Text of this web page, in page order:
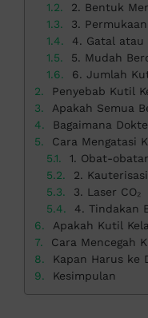
2. Bentuk
3.
4. Gatal atau
5. Mudah
6. Jumlah
Penyebab Kutil
Apakah Semua
Bagaimana
Cara Mengatasi
1. Obat-
2.
3. Laser CO₂
4. Tindakan
Apakah Kutil
Cara Mencegah
Kapan Harus ke
Kesimpulan